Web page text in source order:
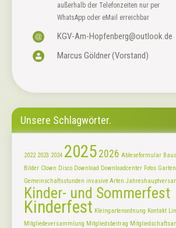
außerhalb der Telefonzeiten nur per
WhatsApp oder eMail erreichbar
KGV-Am-Hopfenberg@outlook.de
Marcus Göldner (Vorstand)
Unsere Schlagwörter.
2022 2023 2024 2025 2026 Ableseformular
Bilder Clown Disco Download Downloadcenter Fotos
Gemeinschaftsstunden invasive Arten
Kinder- und Sommerfest
Kinderfest Kleingartenordnung Kontakt
Mitgliedeversammlung Mitgliedsbeitrag